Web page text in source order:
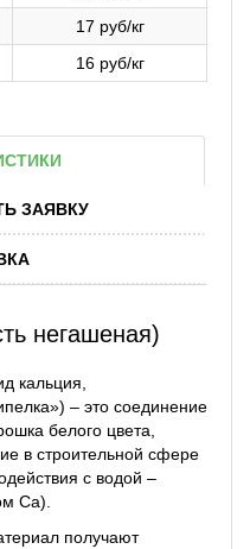
17 руб/кг
16 руб/кг
ЗАЯВКУ
негашеная)
кальция,
– это соединение
белого цвета,
в строительной сфере
с водой –
Ca).
получают